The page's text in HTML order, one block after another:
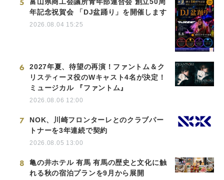
5
年記念祝賀会 「DJ盆踊り」を開催します
2026.08.04 15:25
6
2027年夏、待望の再演！ファントム＆ク
リスティーヌ役のWキャスト4名が決定！
ミュージカル 『ファントム』
2026.08.06 12:00
7
NOK、川崎フロンターレとのクラブパー
トナーを3年連続で契約
2026.08.05 13:00
8
亀の井ホテル 有馬 有馬の歴史と文化に触
れる秋の宿泊プランを9月から展開